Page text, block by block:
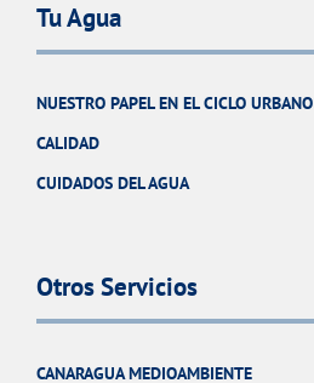
Tu Agua
NUESTRO PAPEL EN EL CICLO URBANO
CALIDAD
CUIDADOS DEL AGUA
Otros Servicios
CANARAGUA MEDIOAMBIENTE